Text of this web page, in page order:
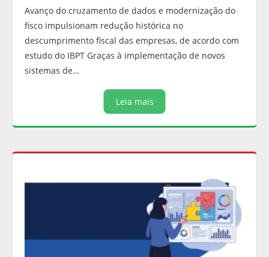
Avanço do cruzamento de dados e modernização do
fisco impulsionam redução histórica no
descumprimento fiscal das empresas, de acordo com
estudo do IBPT Graças à implementação de novos
sistemas de…
Leia mais